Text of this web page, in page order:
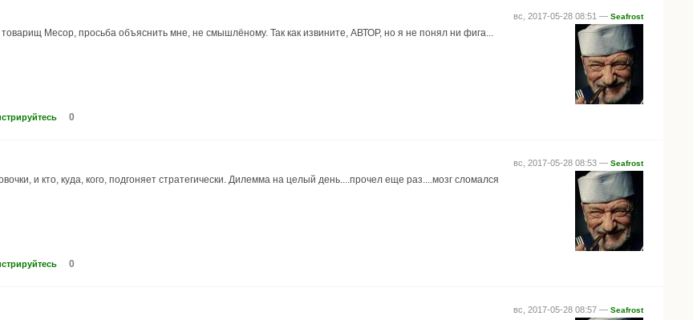
вс, 2017-05-28 08:51 — Seafrost
товарищ Месор, просьба объяснить мне, не смышлёному. Так как извините, АВТОР, но я не понял ни фига...
0
вс, 2017-05-28 08:53 — Seafrost
и кто, куда, кого, подгоняет стратегически. Дилемма на целый день....прочел еще раз....мозг сломался
0
вс, 2017-05-28 08:57 — Seafrost